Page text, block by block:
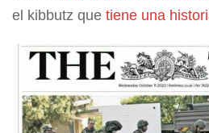
el kibbutz que tiene una